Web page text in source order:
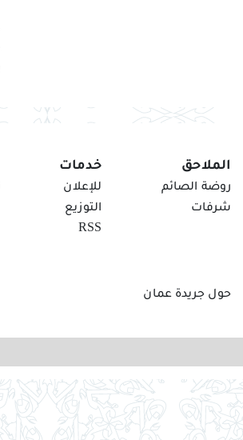
الملاحق
روضة الصائم
شرفات
خدمات
للإعلان
التوزيع
RSS
حول جريدة عمان